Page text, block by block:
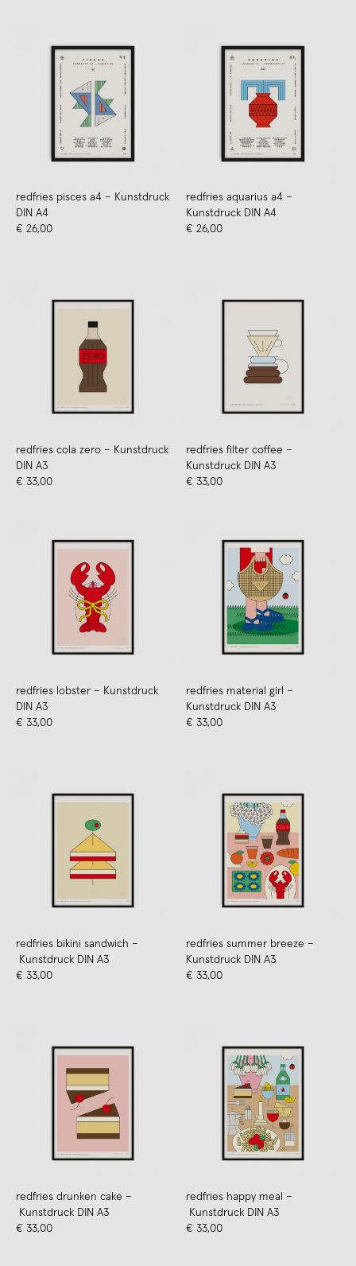
redfries pisces a4 – Kunstdruck
DIN A4
€ 26,00
redfries aquarius a4 –
Kunstdruck DIN A4
€ 26,00
redfries cola zero – Kunstdruck
DIN A3
€ 33,00
redfries filter coffee –
Kunstdruck DIN A3
€ 33,00
redfries lobster – Kunstdruck
DIN A3
€ 33,00
redfries material girl –
Kunstdruck DIN A3
€ 33,00
redfries bikini sandwich –
Kunstdruck DIN A3
€ 33,00
redfries summer breeze –
Kunstdruck DIN A3
€ 33,00
redfries drunken cake –
Kunstdruck DIN A3
€ 33,00
redfries happy meal –
Kunstdruck DIN A3
€ 33,00